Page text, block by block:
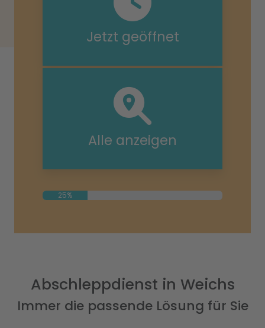
Jetzt geöffnet
Alle anzeigen
25%
Abschleppdienst in Weichs
Immer die passende Lösung für Sie